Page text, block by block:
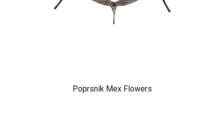
Poprsník Mex Flowers